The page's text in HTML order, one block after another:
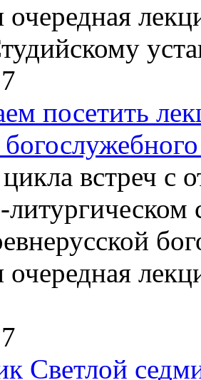
очередная
посетить
встреч
очередная
Светлой